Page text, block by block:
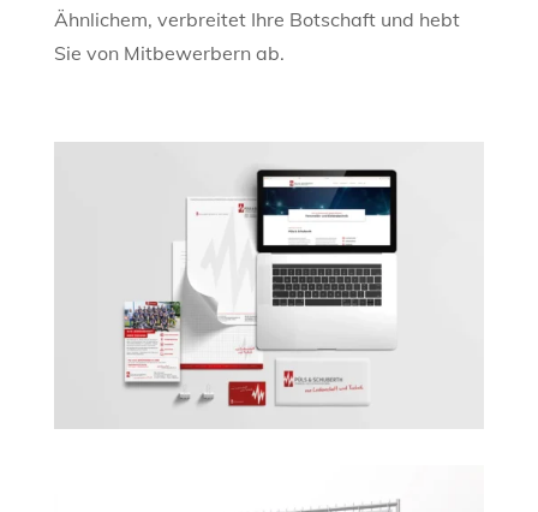
Ähnlichem, verbreitet Ihre Botschaft und hebt
Sie von Mitbewerbern ab.